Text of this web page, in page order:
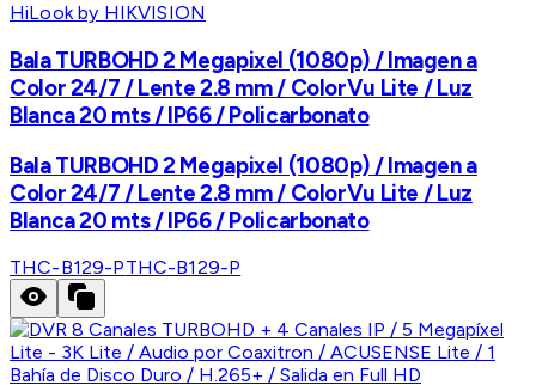
HiLook by HIKVISION
Bala TURBOHD 2 Megapixel (1080p) / Imagen a
Color 24/7 / Lente 2.8 mm / ColorVu Lite / Luz
Blanca 20 mts / IP66 / Policarbonato
Bala TURBOHD 2 Megapixel (1080p) / Imagen a
Color 24/7 / Lente 2.8 mm / ColorVu Lite / Luz
Blanca 20 mts / IP66 / Policarbonato
THC-B129-PTHC-B129-P